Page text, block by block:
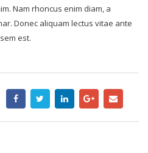
Nam rhoncus enim diam, a
Donec aliquam lectus vitae ante
est.